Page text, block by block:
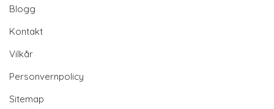
Blogg
Kontakt
Vilkår
Personvernpolicy
Sitemap